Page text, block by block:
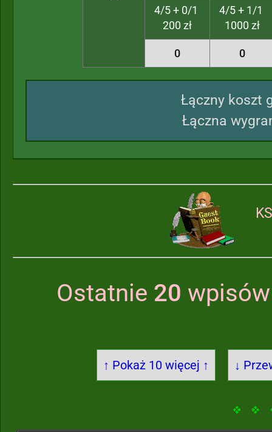
4/5 + 0/1
200 zł
4/5 + 1/1
1000 zł
0 0
Łączny koszt
Łączna
Ostatnie 20
↑ Pokaż 10 więcej ↑ ↓